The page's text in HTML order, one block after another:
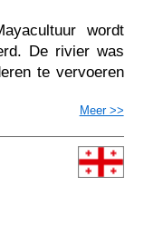
wordt
De rivier was
te vervoeren
Meer >>